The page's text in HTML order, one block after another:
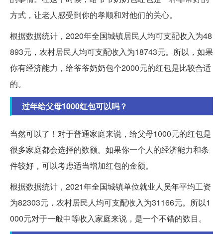
方式，让老人感受到你的孝顺和对他们的关心。
根据数据统计，2020年全国城镇居民人均可支配收入为48
893元，农村居民人均可支配收入为18743元。所以，如果
你有经济能力，给爷爷奶奶包个2000元的红包是比较合适
的。
过年给父母1000红包可以吗？
当然可以了！对于普通家庭来说，给父母1000元的红包是
很多家庭都会选择的数额。如果你一个人的经济能力和条
件较好，可以考虑适当增加红包的金额。
根据数据统计，2021年全国城镇单位就业人员年平均工资
为82303元，农村居民人均可支配收入为31166元。所以1
000元对于一般中等收入家庭来说，是一个不错的数目。